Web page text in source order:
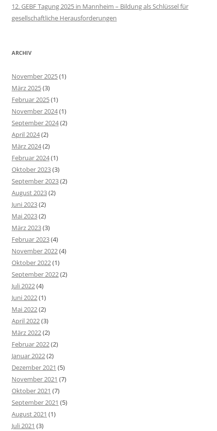
12. GEBF Tagung 2025 in Mannheim – Bildung als Schlüssel für
gesellschaftliche Herausforderungen
ARCHIV
November 2025(1)
März 2025(3)
Februar 2025(1)
November 2024(1)
September 2024(2)
April 2024(2)
März 2024(2)
Februar 2024(1)
Oktober 2023(3)
September 2023(2)
August 2023(2)
Juni 2023(2)
Mai 2023(2)
März 2023(3)
Februar 2023(4)
November 2022(4)
Oktober 2022(1)
September 2022(2)
Juli 2022(4)
Juni 2022(1)
Mai 2022(2)
April 2022(3)
März 2022(2)
Februar 2022(2)
Januar 2022(2)
Dezember 2021 (5)
November 2021 (7)
Oktober 2021 (7)
September 2021 (5)
August 2021 (1)
Juli 2021 (3)